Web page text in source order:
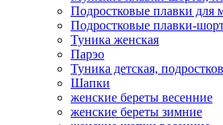
Подростковые плавки для
Подростковые плавки-
Туникa женская
Парэо
Туника детская,
Шапки
женские береты весенние
женские береты зимние